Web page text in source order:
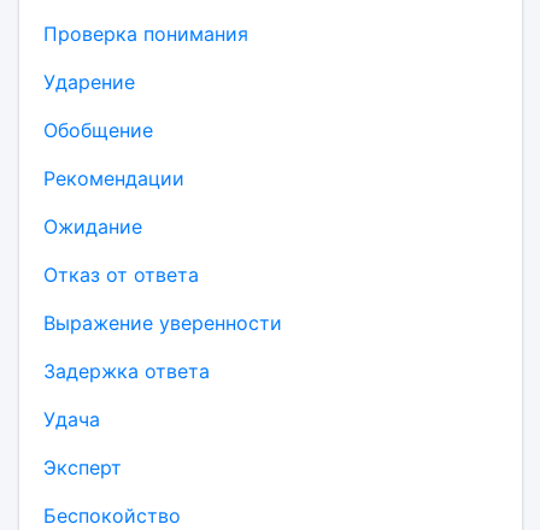
Проверка понимания
Ударение
Обобщение
Рекомендации
Ожидание
Отказ от ответа
Выражение уверенности
Задержка ответа
Удача
Эксперт
Беспокойство